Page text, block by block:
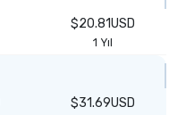
$20.81USD
1 Yıl
$31.69USD